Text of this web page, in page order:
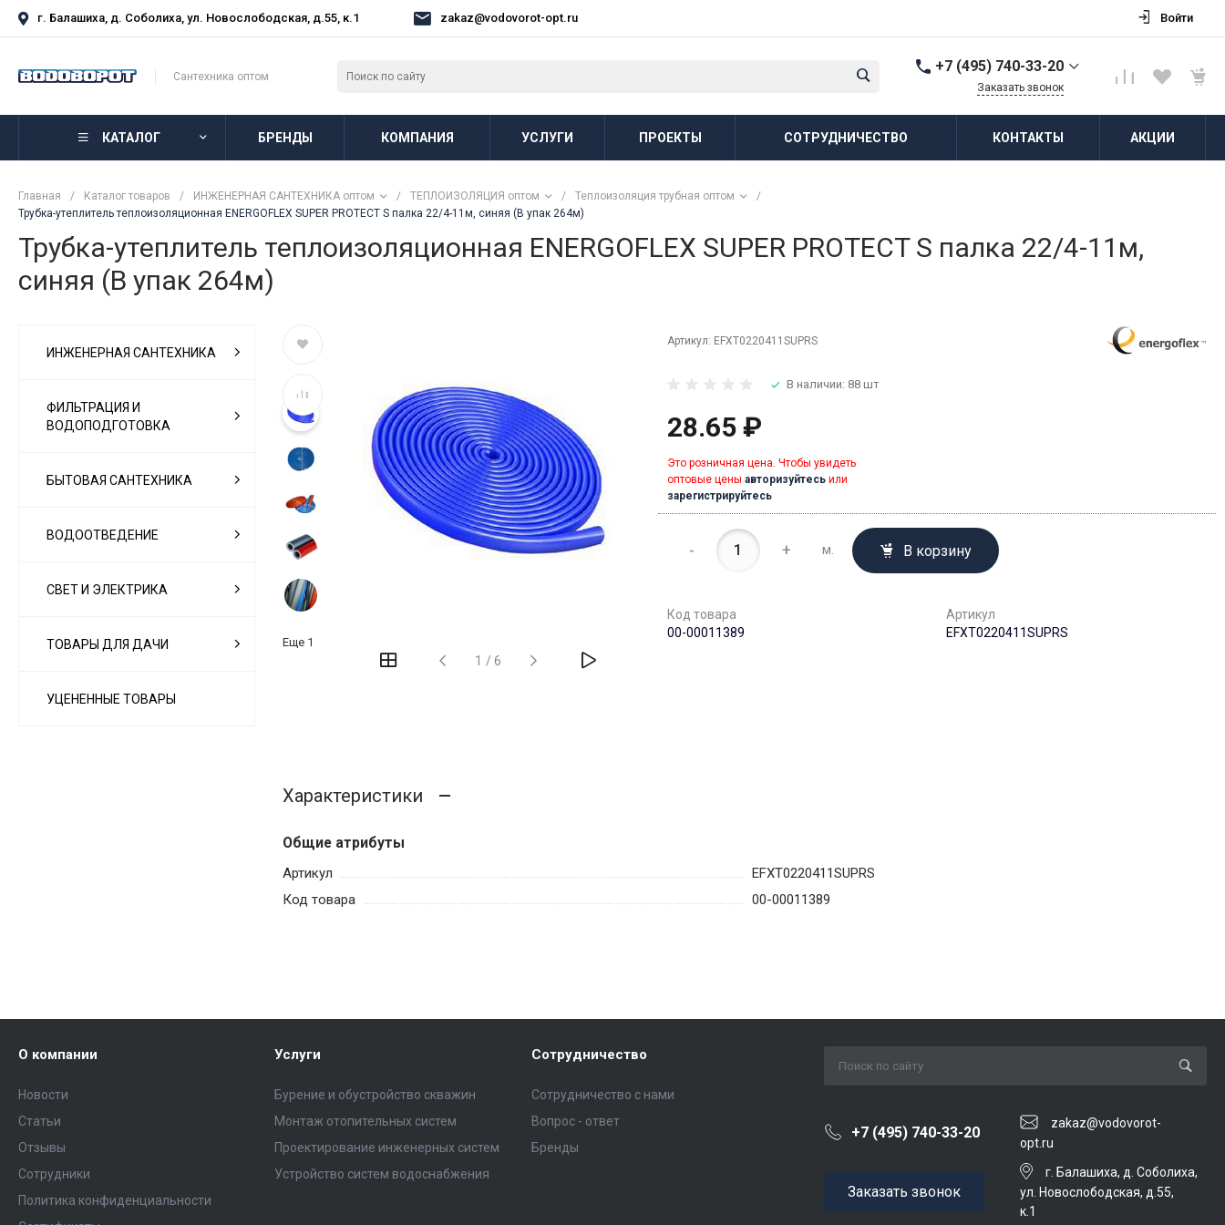
г. Балашиха, д. Соболиха, ул. Новослободская, д.55, к.1 zakaz@vodovorot-opt.ru Войти
Сантехника оптом
+7 (495) 740-33-20
г. Балашиха, д.
Заказать звонок
КАТАЛОГ БРЕНДЫ КОМПАНИЯ УСЛУГИ ПРОЕКТЫ СОТРУДНИЧЕСТВО КОНТАКТЫ АКЦИИ
Главная / Каталог товаров / ИНЖЕНЕРНАЯ САНТЕХНИКА оптом / ТЕПЛОИЗОЛЯЦИЯ оптом / Теплоизоляция трубная оптом
/
Трубка-утеплитель теплоизоляционная ENERGOFLEX SUPER PROTECT S палка 22/4-11м, синяя (В упак 264м)
Трубка-утеплитель теплоизоляционная ENERGOFLEX SUPER PROTECT S палка 22/4-11м,
синяя (В упак 264м)
ИНЖЕНЕРНАЯ САНТЕХНИКА
ФИЛЬТРАЦИЯ И
ВОДОПОДГОТОВКА
БЫТОВАЯ САНТЕХНИКА
ВОДООТВЕДЕНИЕ
СВЕТ И ЭЛЕКТРИКА
ТОВАРЫ ДЛЯ ДАЧИ
УЦЕНЕННЫЕ ТОВАРЫ
Еще 1
1 / 6
Артикул: EFXT0220411SUPRS
В наличии: 88 шт
28.65 ₽
Это розничная цена. Чтобы увидеть
оптовые цены авторизуйтесьили
зарегистрируйтесь
- + м. В корзину
Код товара
00-00011389
Артикул
EFXT0220411SUPRS
Характеристики
Общие атрибуты
Артикул
EFXT0220411SUPRS
Код товара
00-00011389
О компании
Новости
Статьи
Отзывы
Сотрудники
Политика конфиденциальности
Услуги
Бурение и обустройство скважин
Монтаж отопительных систем
Проектирование инженерных систем
Устройство систем водоснабжения
Сотрудничество
Сотрудничество с нами
Вопрос - ответ
Бренды
+7 (495) 740-33-20
zakaz@vodovorot-
opt.ru
Заказать звонок
г. Балашиха, д. Соболиха,
ул. Новослободская, д.55,
к.1